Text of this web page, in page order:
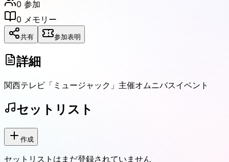
0 参加
0 メモリー
共有 参加表明
詳細
関西テレビ「ミュージャック」主催オムニバスイベント
セットリスト
作成
セットリストはまだ登録されていません